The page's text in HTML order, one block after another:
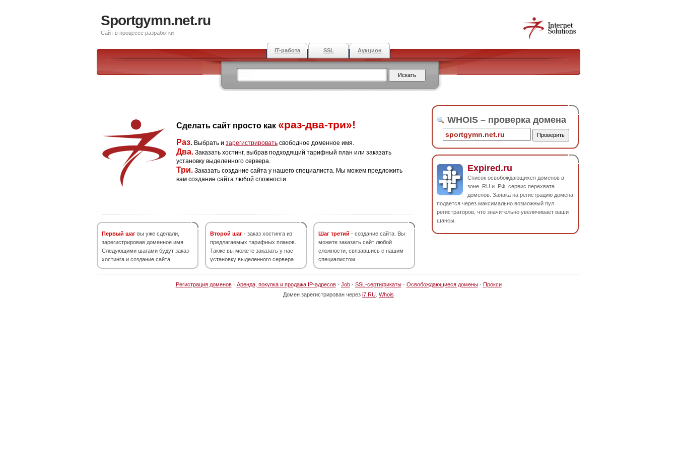
Sportgymn.net.ru
Сайт в процессе разработки
IT-работа SSL Аукцион
Сделать сайт просто как «раз-два-три»!
Раз. Выбрать и зарегистрировать свободное доменное имя.
Два. Заказать хостинг, выбрав подходящий тарифный план или заказать
установку выделенного сервера.
Три. Заказать создание сайта у нашего специалиста. Мы можем предложить
вам создание сайта любой сложности.
Первый шаг вы уже сделали,
зарегистрировав доменное имя.
Следующими шагами будут заказ
хостинга и создание сайта.
Второй шаг - заказ хостинга из
предлагаемых тарифных планов.
Также вы можете заказать у нас
установку выделенного сервера.
Шаг третий - создание сайта. Вы
можете заказать сайт любой
сложности, связавшись с нашим
специалистом.
WHOIS – проверка домена
Expired.ru
Список освобождающихся доменов в
зоне .RU и .РФ, сервис перехвата
доменов. Заявка на регистрацию домена
подается через максимально возможный пул
регистраторов, что значительно увеличивает ваши
шансы.
Регистрация доменов· Аренда, покупка и продажа IP-адресов· Job· SSL-сертификаты· Освобождающиеся домены· Прокси
Домен зарегистрирован через i7.RU Whois